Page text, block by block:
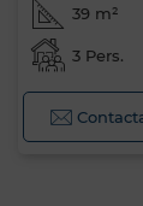
39 m²
3 Pers.